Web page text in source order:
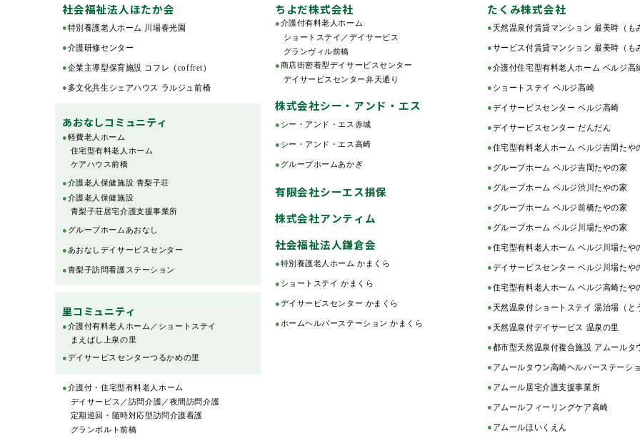
社会福祉法人ほたか会
●特別養護老人ホーム 川場春光園
●介護研修センター
●企業主導型保育施設 コフレ（coffret）
● 多文化共生シェアハウス ラルジュ前橋
あおなしコミュニティ
●軽費老人ホーム
住宅型有料老人ホーム
ケアハウス前橋
●介護老人保健施設 青梨子荘
●介護老人保健施設
青梨子荘居宅介護支援事業所
● グループホームあおなし
● あおなしデイサービスセンター
●青梨子訪問看護ステーション
里コミュニティ
●介護付有料老人ホーム／ショートステイ
まえばし上泉の里
●デイサービスセンターつるかめの里
●介護付・住宅型有料老人ホーム
デイサービス／訪問介護／夜間訪問介護
定期巡回・随時対応型訪問介護看護
グランポルト前橋
ちよだ株式会社
●介護付有料老人ホーム
ショートステイ／デイサービス
グランヴィル前橋
●商店街密着型デイサービスセンター
デイサービスセンター弁天通り
株式会社シー・アンド・エス
● シー・アンド・エス赤城
● シー・アンド・エス高崎
● グループホームあかぎ
有限会社シーエス損保
株式会社アンティム
社会福祉法人鎌倉会
●特別養護老人ホーム かまくら
● ショートステイ かまくら
●デイサービスセンター かまくら
● ホームヘルパーステーション かまくら
たくみ株式会社
● 天然温泉付賃貸マンション 最美時（も
●サービス付賃貸マンション 最美時（も
●介護付住宅型有料老人ホーム ベルジ高
● ショートステイ ベルジ高崎
●デイサービスセンター ベルジ高崎
●デイサービスセンター だんだん
●住宅型有料老人ホーム ベルジ吉岡たや
● グループホーム ベルジ吉岡たやの家
● グループホーム ベルジ渋川たやの家
● グループホーム ベルジ前橋たやの家
● グループホーム ベルジ川場たやの家
●住宅型有料老人ホーム ベルジ川場たや
●デイサービスセンター ベルジ川場たや
●住宅型有料老人ホーム ベルジ高崎たや
● 天然温泉付ショートステイ 湯治場（と
● 天然温泉付デイサービス 温泉の里
●都市型天然温泉付複合施設 アムールタ
● アムールタウン高崎ヘルパーステーシ
● アムール居宅介護支援事業所
● アムールフィーリングケア高崎
● アムールほいくえん